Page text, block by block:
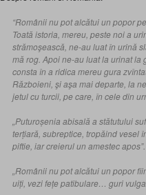
“Românii nu pot alcătui un popor
Toată istoria, mereu, peste noi a
strămoşească, ne-au luat în urină
mă rog. Apoi ne-au luat la urinat la
consta în a ridica mereu gura
Războieni, şi aşa mai departe, la
jetul cu turcii, pe care, în cele din
„Puturoșenia abisală a stătutului
terțiară, subreptice, tropăind vesel
piftie, iar creierul un amestec apos”.
„Românii nu pot alcătui un popor
uiți, vezi fețe patibulare… guri